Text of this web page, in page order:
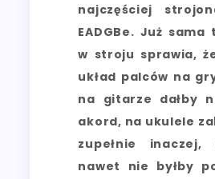
najczęściej
EADGBe. Już
w stroju sprawia,
układ palców na
na gitarze dałby
akord, na ukulele
zupełnie
nawet nie byłby